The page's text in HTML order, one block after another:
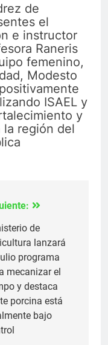
de
el
e instructor
Raneris
femenino,
Modesto
ISAEL y
y
la región del
de
lanzará
programa
mecanizar el
y destaca
porcina está
bajo